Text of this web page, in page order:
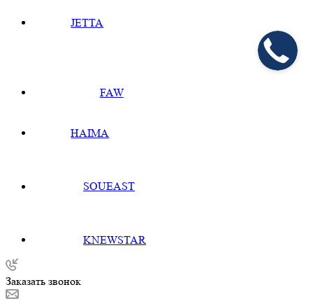
JETTA
FAW
HAIMA
SOUEAST
KNEWSTAR
Заказать звонок